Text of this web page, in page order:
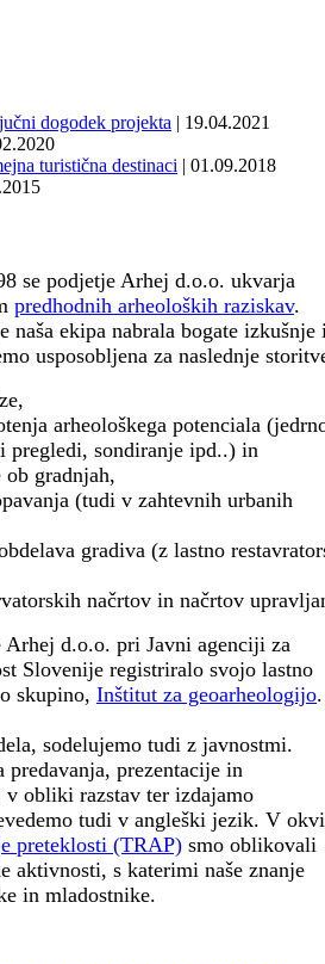
dogodek projekta | 19.04.2021
turistična destinaci | 01.09.2018
se podjetje Arhej d.o.o. ukvarja
predhodnih arheoloških raziskav.
naša ekipa nabrala bogate izkušnje
usposobljena za naslednje
arheološkega potenciala
pregledi, sondiranje ipd..) in
gradnjah,
(tudi v zahtevnih urbanih
gradiva (z lastno
načrtov in načrtov
Arhej d.o.o. pri Javni agenciji za
Slovenije registriralo svojo lastno
skupino, Inštitut za geoarheologijo.
sodelujemo tudi z javnostmi.
prezentacije in
obliki razstav ter izdajamo
tudi v angleški jezik. V
preteklosti (TRAP) smo oblikovali
aktivnosti, s katerimi naše znanje
in mladostnike.